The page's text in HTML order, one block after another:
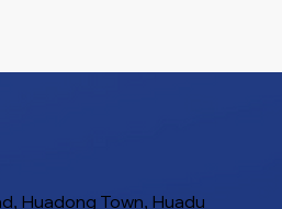
Huadong Town, Huadu